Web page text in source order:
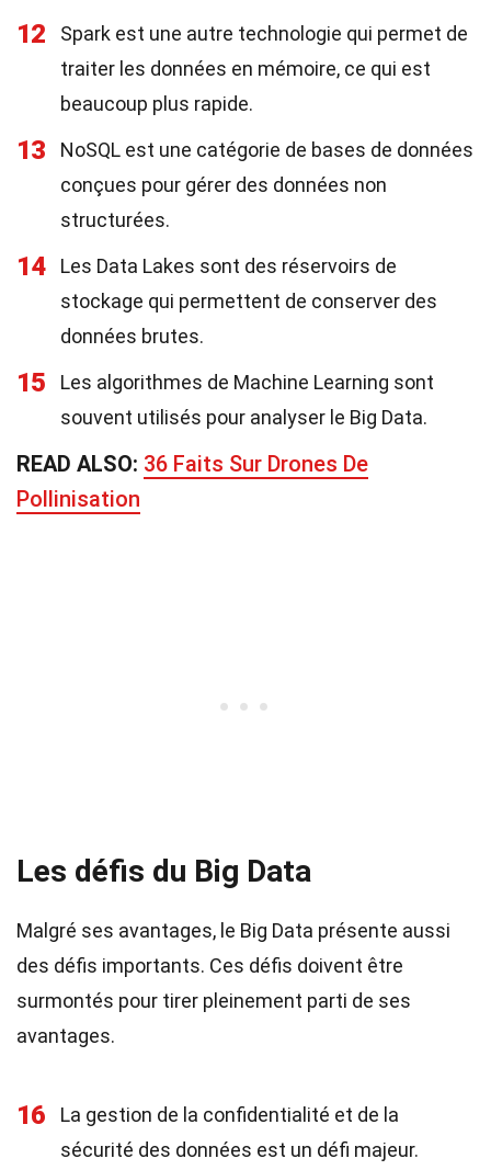
12
Spark est une autre technologie qui permet de
traiter les données en mémoire, ce qui est
beaucoup plus rapide.
13
NoSQL est une catégorie de bases de données
conçues pour gérer des données non
structurées.
14
Les Data Lakes sont des réservoirs de
stockage qui permettent de conserver des
données brutes.
15
Les algorithmes de Machine Learning sont
souvent utilisés pour analyser le Big Data.
READ ALSO: 36 Faits Sur Drones De
Pollinisation
Les défis du Big Data
Malgré ses avantages, le Big Data présente aussi
des défis importants. Ces défis doivent être
surmontés pour tirer pleinement parti de ses
avantages.
16
La gestion de la confidentialité et de la
sécurité des données est un défi majeur.